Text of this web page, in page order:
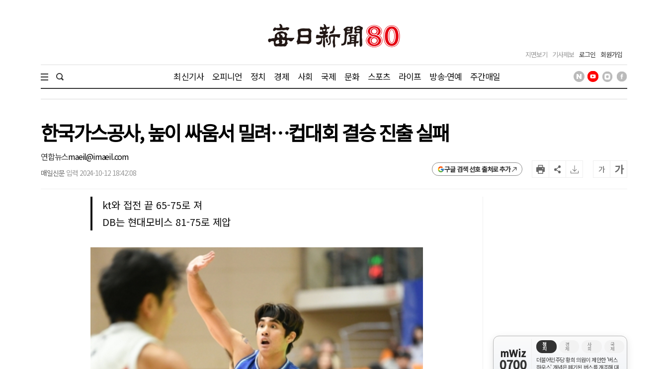
지면보기 기사제보 로그인 회원가입
최신기사 오피니언 정치 경제 사회 국제 문화 스포츠 라이프 방송·연예 주간매일
한국가스공사, 높이 싸움서 밀려…컵대회 결승 진출 실패
연합뉴스maeil@imaeil.com
매일신문 입력 2024-10-12 18:42:08 구글 검색 선호 출처로 추가 가 가
kt와 접전 끝 65-75로 져
DB는 현대모비스 81-75로 제압
mWiz
0700
정
치
경
제
사
회
국
제
더불어민주당 황희 의원이 제안한 '버스
하우스' 개념은 폐기된 버스를 개조해 대